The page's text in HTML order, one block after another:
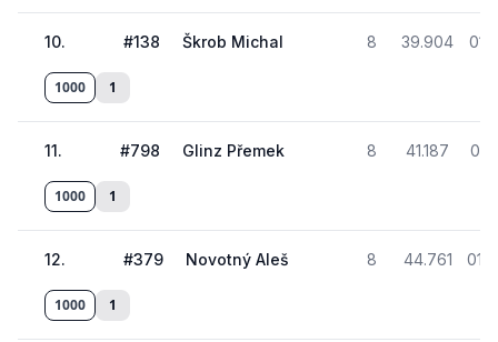
10. #138 Škrob Michal 8 39.904
1000 1
11. #798 Glinz Přemek 8 41.187
1000 1
12. #379 Novotný Aleš 8 44.761
1000 1